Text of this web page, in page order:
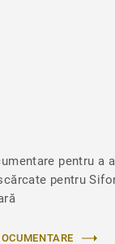
pentru a
pentru